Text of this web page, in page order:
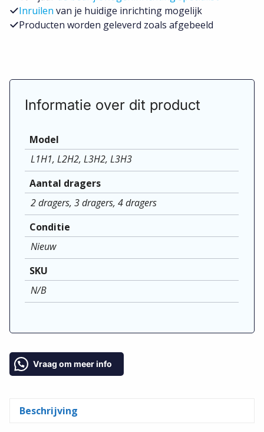
KammBar
Pro
Maxus
2020-
Toevoegen aan winkelwagen
Al onze producten zijnzorgvuldig nagekeken op
10+ jaardé bedrijfswageninrichting specialist
Inruilenvan je huidige inrichting mogelijk
Producten worden geleverd zoals afgebeeld
Informatie over dit product
Model
Aantal dragers
2 dragers, 3 dragers, 4 dragers
Conditie